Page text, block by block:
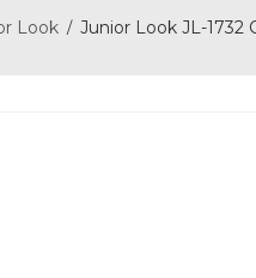
Look / Junior Look JL-1732